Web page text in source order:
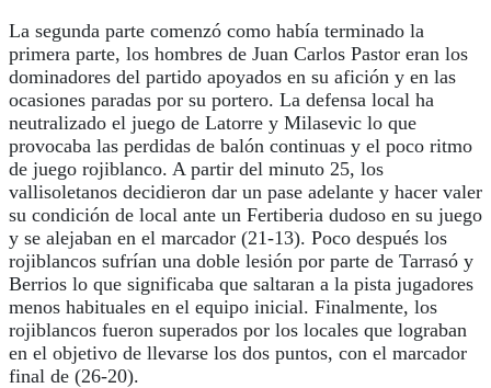
La segunda parte comenzó como había terminado la
primera parte, los hombres de Juan Carlos Pastor eran los
dominadores del partido apoyados en su afición y en las
ocasiones paradas por su portero. La defensa local ha
neutralizado el juego de Latorre y Milasevic lo que
provocaba las perdidas de balón continuas y el poco ritmo
de juego rojiblanco. A partir del minuto 25, los
vallisoletanos decidieron dar un pase adelante y hacer valer
su condición de local ante un Fertiberia dudoso en su juego
y se alejaban en el marcador (21-13). Poco después los
rojiblancos sufrían una doble lesión por parte de Tarrasó y
Berrios lo que significaba que saltaran a la pista jugadores
menos habituales en el equipo inicial. Finalmente, los
rojiblancos fueron superados por los locales que lograban
en el objetivo de llevarse los dos puntos, con el marcador
final de (26-20).